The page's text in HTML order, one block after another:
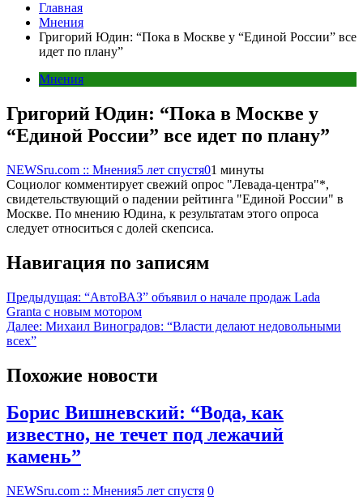
Главная
Мнения
Григорий Юдин: “Пока в Москве у “Единой России” все
идет по плану”
Мнения
Григорий Юдин: “Пока в Москве у
“Единой России” все идет по плану”
NEWSru.com :: Мнения5 лет спустя01 минуты
Социолог комментирует свежий опрос "Левада-центра"*,
свидетельствующий о падении рейтинга "Единой России" в
Москве. По мнению Юдина, к результатам этого опроса
следует относиться с долей скепсиса.
Навигация по записям
Предыдущая: “АвтоВАЗ” объявил о начале продаж Lada
Granta с новым мотором
Далее: Михаил Виноградов: “Власти делают недовольными
всех”
Похожие новости
Борис Вишневский: “Вода, как
известно, не течет под лежачий
камень”
NEWSru.com :: Мнения5 лет спустя 0